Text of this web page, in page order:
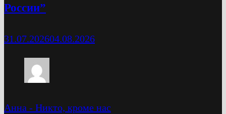
России”
31.07.202604.08.2026
Анна - Никто, кроме нас